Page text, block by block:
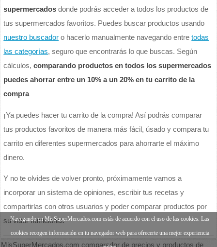
supermercados donde podrás acceder a todos los productos de
tus supermercados favoritos. Puedes buscar productos usando
nuestro buscador o hacerlo manualmente navegando entretodas
las categorías, seguro que encontrarás lo que buscas. Según
cálculos,comparando productos en todos los supermercados
puedes ahorrar entre un 10% a un 20% en tu carrito de la
compra
¡Ya puedes hacer tu carrito de la compra! Así podrás comparar
tus productos favoritos de manera más fácil, úsado y compara tu
carrito en diferentes supermercados para ahorrarte el máximo
dinero.
Y no te olvides de volver pronto, próximamente vamos a
incorporar un sistema de opiniones, escribir tus recetas y
compartirlas con otros usuarios y poder comparar productos por
su valor nutricional.
MisSuperMercados.com comparador de precios y productos de
Navegando en MisSuperMercados.com estás de acuerdo con el uso de las cookies. Las
cookies recogen información en tu navegador web para ofrecerte una mejor experiencia